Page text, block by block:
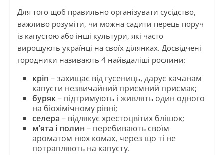
Для того щоб правильно організувати сусідство,
важливо розуміти, чи можна садити перець поруч
із капустою або інші культури, які часто
вирощують українці на своїх ділянках. Досвідчені
городники називають 4 найвдаліші рослини:
кріп – захищає від гусениць, дарує качанам
капусти незвичайний приємний присмак;
буряк– підтримують і живлять один одного
на біохімічному рівні;
селера – відлякує хрестоцвітих блішок;
м’ята і полин – перебивають своїм
ароматом нюх комах, через що ті не
потрапляють на капусту.